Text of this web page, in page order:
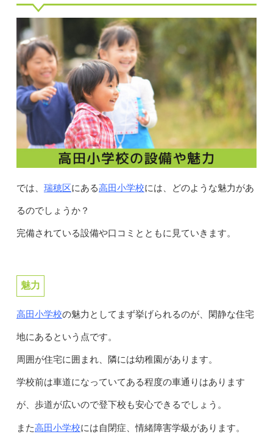
では、 瑞穂区にある高田小学校には、どのような魅力があ
るのでしょうか？
完備されている設備や口コミとともに見ていきます。
魅力
高田小学校の魅力としてまず挙げられるのが、閑静な住宅
地にあるという点です。
周囲が住宅に囲まれ、隣には幼稚園があります。
学校前は車道になっていてある程度の車通りはあります
が、歩道が広いので登下校も安心できるでしょう。
また高田小学校には自閉症、情緒障害学級があります。